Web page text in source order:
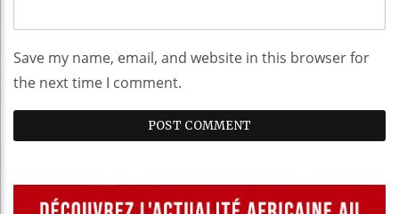
Save my name, email, and website in this browser for
the next time I comment.